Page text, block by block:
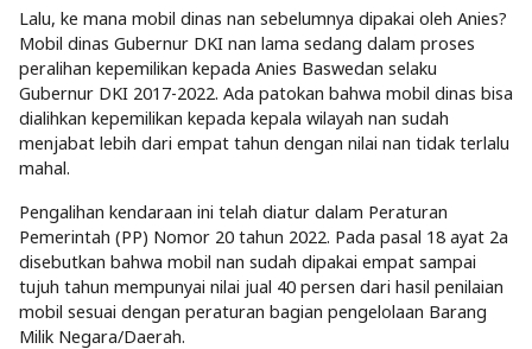
Lalu, ke mana mobil dinas nan sebelumnya dipakai oleh Anies?
Mobil dinas Gubernur DKI nan lama sedang dalam proses
peralihan kepemilikan kepada Anies Baswedan selaku
Gubernur DKI 2017-2022. Ada patokan bahwa mobil dinas bisa
dialihkan kepemilikan kepada kepala wilayah nan sudah
menjabat lebih dari empat tahun dengan nilai nan tidak terlalu
mahal.
Pengalihan kendaraan ini telah diatur dalam Peraturan
Pemerintah (PP) Nomor 20 tahun 2022. Pada pasal 18 ayat 2a
disebutkan bahwa mobil nan sudah dipakai empat sampai
tujuh tahun mempunyai nilai jual 40 persen dari hasil penilaian
mobil sesuai dengan peraturan bagian pengelolaan Barang
Milik Negara/Daerah.